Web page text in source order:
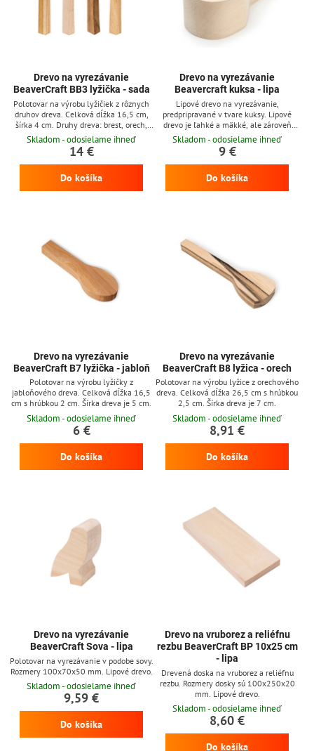
Drevo na vyrezávanie
BeaverCraft BB3 lyžička - sada
Polotovar na výrobu lyžičiek z rôznych
druhov dreva. Celková dĺžka 16,5 cm,
šírka 4 cm. Druhy dreva: brest, orech,
javor, jelša.
Skladom - odosielame ihneď
14 €
Do košíka
Drevo na vyrezávanie
Beavercraft kuksa - lipa
Lipové drevo na vyrezávanie,
predpripravané v tvare kuksy. Lipové
drevo je ľahké a mäkké, ale zároveň
silné. Pracuje sa s ním veľmi ľahko a je
skvelé pre vyrezávanie vďaka mäkkosti a
dobrej spracovateľnosti dreva.
Skladom - odosielame ihneď
9 €
Do košíka
Drevo na vyrezávanie
BeaverCraft B7 lyžička - jabloň
Polotovar na výrobu lyžičky z
jabloňového dreva. Celková dĺžka 16,5
cm s hrúbkou 2 cm. Šírka dreva je 5 cm.
Skladom - odosielame ihneď
6 €
Do košíka
Drevo na vyrezávanie
BeaverCraft B8 lyžica - orech
Polotovar na výrobu lyžice z orechového
dreva. Celková dĺžka 26,5 cm s hrúbkou
2,5 cm. Šírka dreva je 7 cm.
Skladom - odosielame ihneď
8,91 €
Do košíka
Drevo na vyrezávanie
BeaverCraft Sova - lipa
Polotovar na vyrezávanie v podobe sovy.
Rozmery 100x70x50 mm. Lipové drevo.
Skladom - odosielame ihneď
9,59 €
Do košíka
Drevo na vruborez a reliéfnu
rezbu BeaverCraft BP 10x25 cm
- lipa
Drevená doska na vruborez a reliéfnu
rezbu. Rozmery dosky sú 100x250x20
mm. Lipové drevo.
Skladom - odosielame ihneď
8,60 €
Do košíka